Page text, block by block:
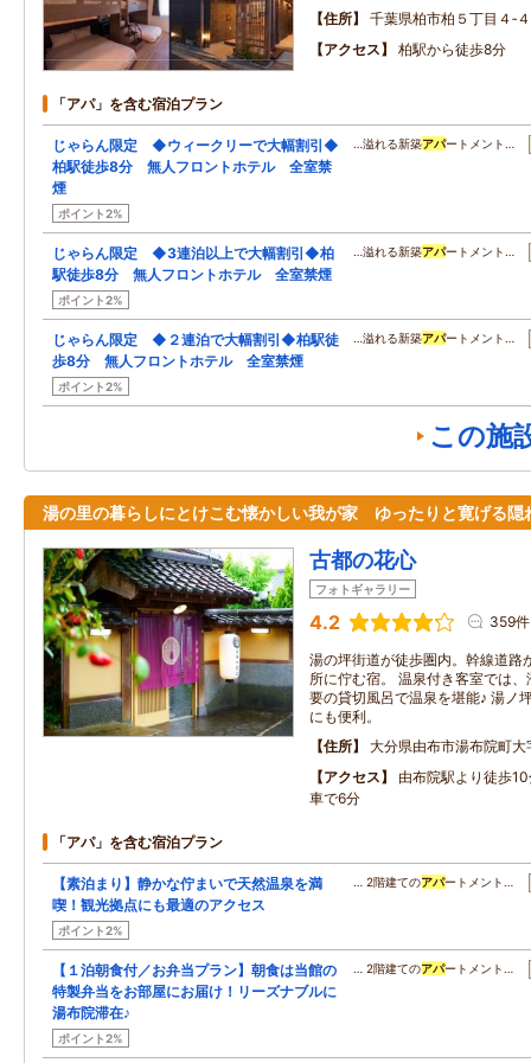
住所
千葉県柏市柏５丁目４‐４
アクセス
柏駅から徒歩8分
「アパ」を含む宿泊プラン
じゃらん限定 ◆ウィークリーで大幅割引◆
柏駅徒歩8分 無人フロントホテル 全室禁
煙
ポイント2%
…溢れる新築アパートメント…
じゃらん限定 ◆3連泊以上で大幅割引◆柏
駅徒歩8分 無人フロントホテル 全室禁煙
ポイント2%
…溢れる新築アパートメント…
じゃらん限定 ◆２連泊で大幅割引◆柏駅徒
歩8分 無人フロントホテル 全室禁煙
ポイント2%
…溢れる新築アパートメント…
この施
湯の里の暮らしにとけこむ懐かしい我が家 ゆったりと寛げる隠
古都の花心
フォトギャラリー
4.2 359件
湯の坪街道が徒歩圏内。幹線道路
所に佇む宿。 温泉付き客室では
要の貸切風呂で温泉を堪能♪ 湯ノ
にも便利。
住所
大分県由布市湯布院町
アクセス
由布院駅より徒歩
車で6分
「アパ」を含む宿泊プラン
【素泊まり】静かな佇まいで天然温泉を満
喫！観光拠点にも最適のアクセス
ポイント2%
… 2階建てのアパートメント…
【１泊朝食付／お弁当プラン】朝食は当館の
特製弁当をお部屋にお届け！リーズナブルに
湯布院滞在♪
ポイント2%
… 2階建てのアパートメント…